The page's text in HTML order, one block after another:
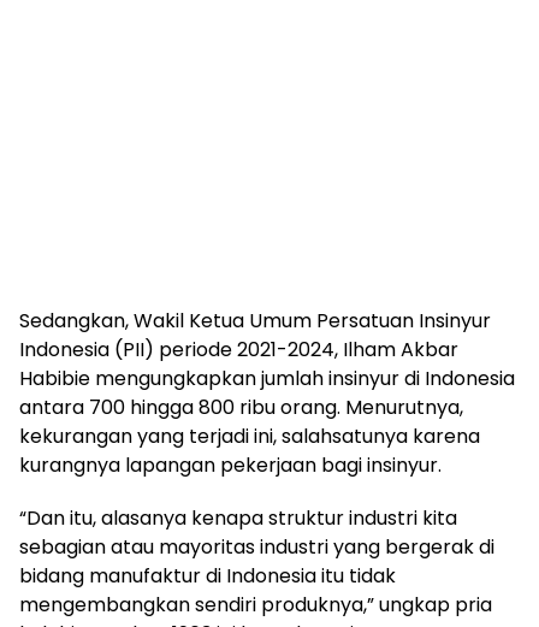
Sedangkan, Wakil Ketua Umum Persatuan Insinyur
Indonesia (PII) periode 2021-2024, Ilham Akbar
Habibie mengungkapkan jumlah insinyur di Indonesia
antara 700 hingga 800 ribu orang. Menurutnya,
kekurangan yang terjadi ini, salahsatunya karena
kurangnya lapangan pekerjaan bagi insinyur.
“Dan itu, alasanya kenapa struktur industri kita
sebagian atau mayoritas industri yang bergerak di
bidang manufaktur di Indonesia itu tidak
mengembangkan sendiri produknya,” ungkap pria